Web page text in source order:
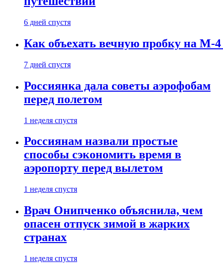
6 дней спустя
Как объехать вечную пробку на М-
7 дней спустя
Россиянка дала советы аэрофобам
перед полетом
1 неделя спустя
Россиянам назвали простые
способы сэкономить время в
аэропорту перед вылетом
1 неделя спустя
Врач Онипченко объяснила, чем
опасен отпуск зимой в жарких
странах
1 неделя спустя